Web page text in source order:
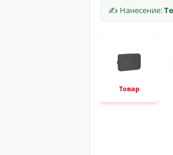
✍ Нанесение:
Товар